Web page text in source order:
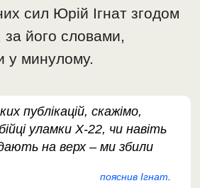
сил Юрій Ігнат згодом
за його словами,
у минулому.
публікацій, скажімо,
уламки Х-22, чи навіть
на верх – ми збили
пояснив Ігнат